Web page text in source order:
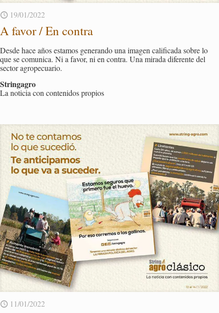
19/01/2022
A favor / En con­tra
Desde hace años es­ta­mos ge­ne­ran­do una ima­gen ca­li­fi­ca­da sobre lo
que se co­mu­ni­ca. Ni a favor, ni en con­tra. Una mi­ra­da di­fe­ren­te del
sec­tor agro­pe­cua­rio.
Strin­ga­gro
La no­ti­cia con con­te­ni­dos pro­pios
11/01/2022